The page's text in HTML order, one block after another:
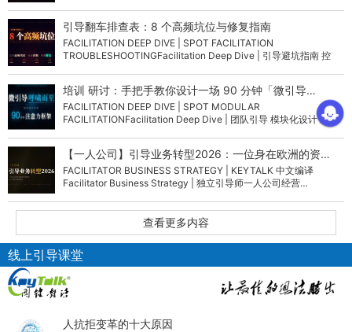
引导翻车排查表：8 个高频坑位与修复指南
FACILITATION DEEP DIVE | SPOT FACILITATION
TROUBLESHOOTINGFacilitation Deep Dive | 引导避坑指南 控
培训 研讨：手把手教你设计一场 90 分钟「微引导…
FACILITATION DEEP DIVE | SPOT MODULAR
FACILITATIONFacilitation Deep Dive | 团队引导 模块化设计 组
【一人公司】引导业务转型2026：一位身在欧洲的资…
FACILITATOR BUSINESS STRATEGY | KEYTALK 中文编译
Facilitator Business Strategy | 独立引导师一人公司经营…
查看更多内容
线上引导课堂
人抗拒变革的十大原因